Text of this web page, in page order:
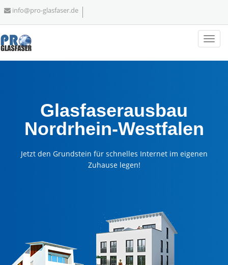
info@pro-glasfaser.de
Glasfaserausbau
Nordrhein-Westfalen
Jetzt den Grundstein für schnelles Internet im eigenen
Zuhause legen!